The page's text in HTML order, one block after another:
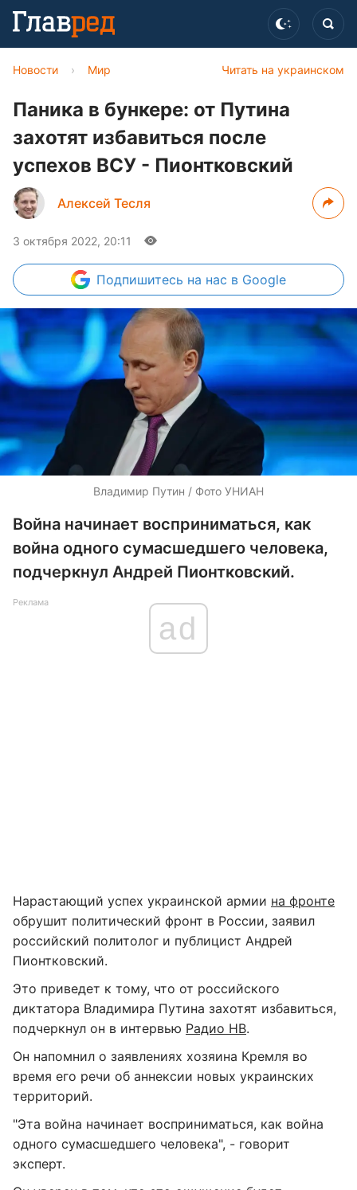
Читать на украинском
Новости › Мир
Паника в бункере: от Путина
захотят избавиться после
успехов ВСУ - Пионтковский
Алексей Тесля
3 октября 2022, 20:11
Подпишитесь на нас в Google
Владимир Путин / Фото УНИАН
Война начинает восприниматься, как
война одного сумасшедшего человека,
подчеркнул Андрей Пионтковский.
Реклама
ad
Нарастающий успех украинской армии на фронте
обрушит политический фронт в России, заявил
российский политолог и публицист Андрей
Пионтковский.
Это приведет к тому, что от российского
диктатора Владимира Путина захотят избавиться,
подчеркнул он в интервью Радио НВ.
Он напомнил о заявлениях хозяина Кремля во
время его речи об аннексии новых украинских
территорий.
"Эта война начинает восприниматься, как война
одного сумасшедшего человека", - говорит
эксперт.